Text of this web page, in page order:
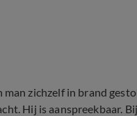
zichzelf in brand
Hij is aanspreekbaar.